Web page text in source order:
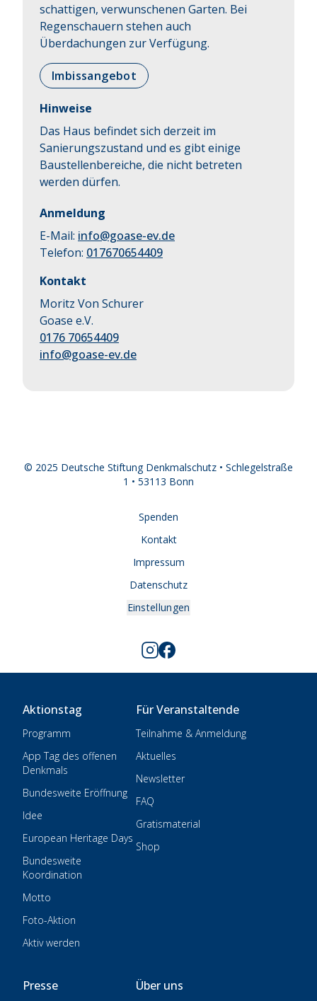
schattigen, verwunschenen Garten. Bei
Regenschauern stehen auch
Überdachungen zur Verfügung.
Imbissangebot
Hinweise
Das Haus befindet sich derzeit im
Sanierungszustand und es gibt einige
Baustellenbereiche, die nicht betreten
werden dürfen.
Anmeldung
E-Mail: info@goase-ev.de
Telefon: 017670654409
Kontakt
Moritz Von Schurer
Goase e.V.
0176 70654409
info@goase-ev.de
© 2025 Deutsche Stiftung Denkmalschutz • Schlegelstraße
1 • 53113 Bonn
Spenden
Kontakt
Impressum
Datenschutz
Einstellungen
Aktionstag
Programm
App Tag des offenen
Denkmals
Bundesweite Eröffnung
Idee
European Heritage Days
Bundesweite
Koordination
Motto
Foto-Aktion
Aktiv werden
Für Veranstaltende
Teilnahme & Anmeldung
Aktuelles
Newsletter
FAQ
Gratismaterial
Shop
Presse Über uns